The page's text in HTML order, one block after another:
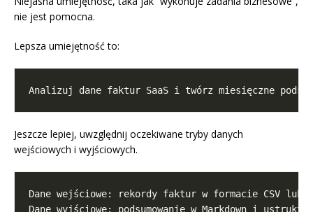
nie jest pomocna.
Lepsza umiejętność to:
Jeszcze lepiej, uwzględnij oczekiwane tryby danych
wejściowych i wyjściowych.